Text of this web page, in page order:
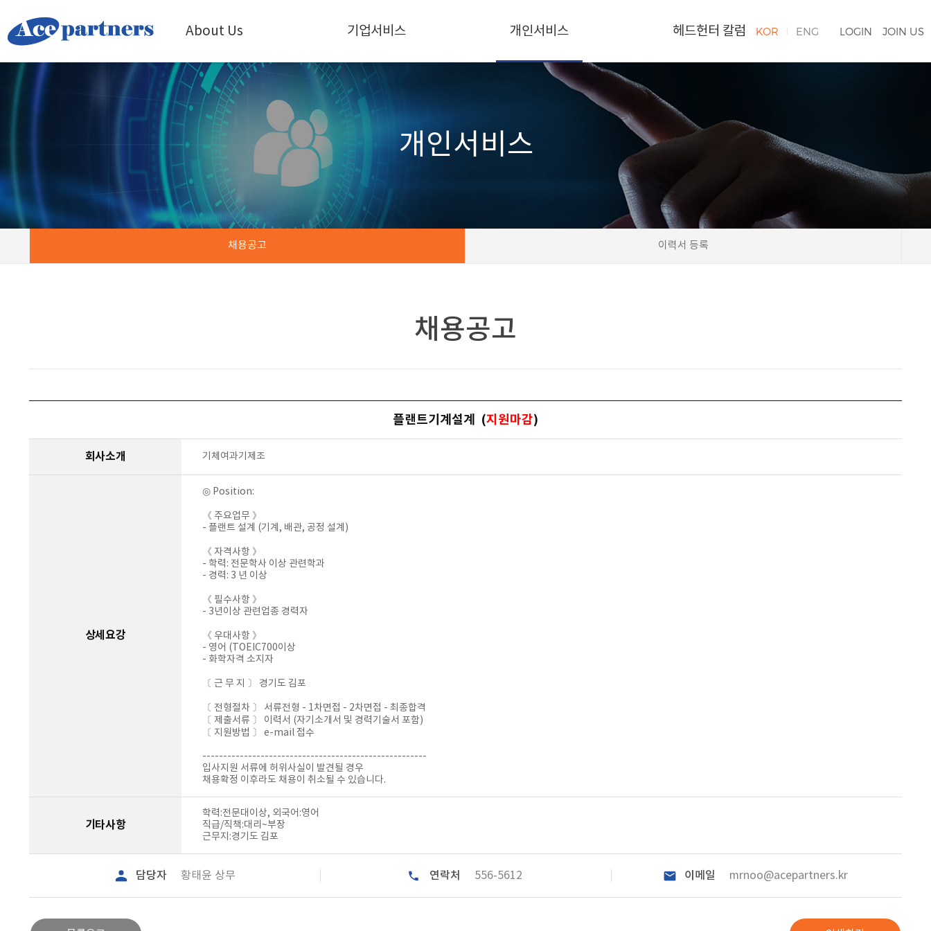
About Us 기업서비스 개인서비스 헤드헌터 칼럼 KOR ENG LOGIN JOIN US
개인서비스
채용공고 이력서 등록
채용공고
플랜트기계설계 (지원마감)
회사소개 기체여과기제조
상세요강
◎ Position:
《 주요업무 》
- 플랜트 설계 (기계, 배관, 공정 설계)
《 자격사항 》
- 학력: 전문학사 이상 관련학과
- 경력: 3 년 이상
《 필수사항 》
- 3년이상 관련업종 경력자
《 우대사항 》
- 영어 (TOEIC700이상
- 화학자격 소지자
〔 근 무 지 〕 경기도 김포
〔 전형절차 〕 서류전형 - 1차면접 - 2차면접 - 최종합격
〔 제출서류 〕 이력서 (자기소개서 및 경력기술서 포함)
〔 지원방법 〕 e-mail 접수
------------------------------------------------------
입사지원 서류에 허위사실이 발견될 경우
채용확정 이후라도 채용이 취소될 수 있습니다.
기타사항
학력:전문대이상, 외국어:영어
직급/직책:대리~부장
근무지:경기도 김포
담당자 황태윤 상무 연락처 556-5612 이메일 mrnoo@acepartners.kr